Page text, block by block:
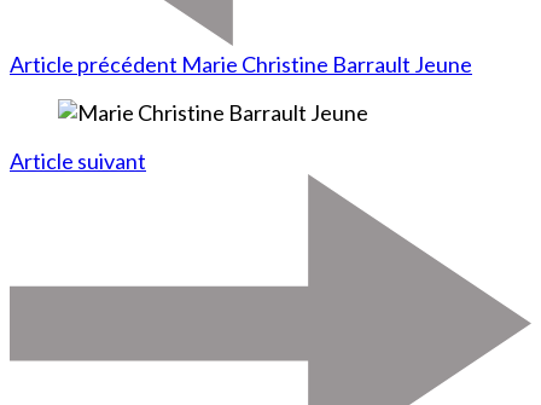
Article précédent Marie Christine Barrault Jeune
Article suivant